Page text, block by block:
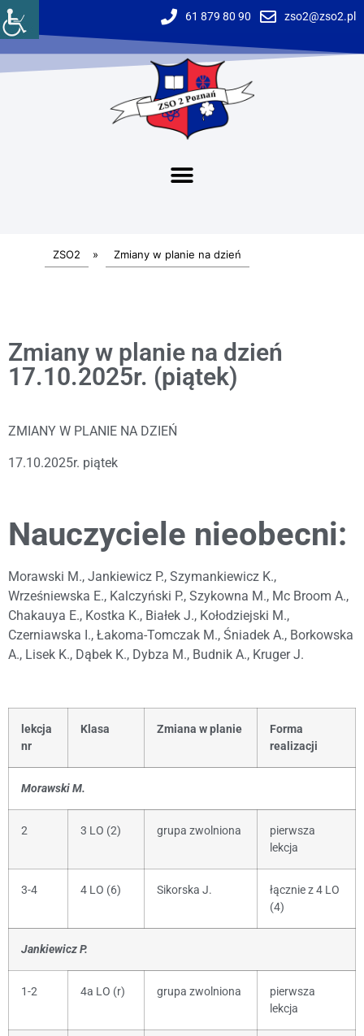
61 879 80 90 zso2@zso2.pl
ZSO2 » Zmiany w planie na dzień
Zmiany w planie na dzień
17.10.2025r. (piątek)
ZMIANY W PLANIE NA DZIEŃ
17.10.2025r. piątek
Nauczyciele nieobecni:
Morawski M., Jankiewicz P., Szymankiewicz K.,
Wrześniewska E., Kalczyński P., Szykowna M., Mc Broom A.,
Chakauya E., Kostka K., Białek J., Kołodziejski M.,
Czerniawska I., Łakoma-Tomczak M., Śniadek A., Borkowska
A., Lisek K., Dąbek K., Dybza M., Budnik A., Kruger J.
lekcja
nr
Klasa Zmiana w planie
Forma
realizacji
Morawski M.
2 3 LO (2) grupa zwolniona
pierwsza
lekcja
3-4 4 LO (6) Sikorska J.
łącznie z 4 LO
(4)
Jankiewicz P.
1-2 4a LO (r) grupa zwolniona
pierwsza
lekcja